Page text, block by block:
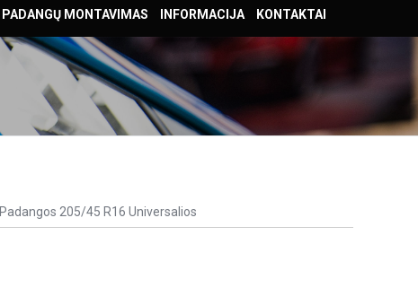
PADANGŲ MONTAVIMAS INFORMACIJA KONTAKTAI
Padangos 205/45 R16 Universalios